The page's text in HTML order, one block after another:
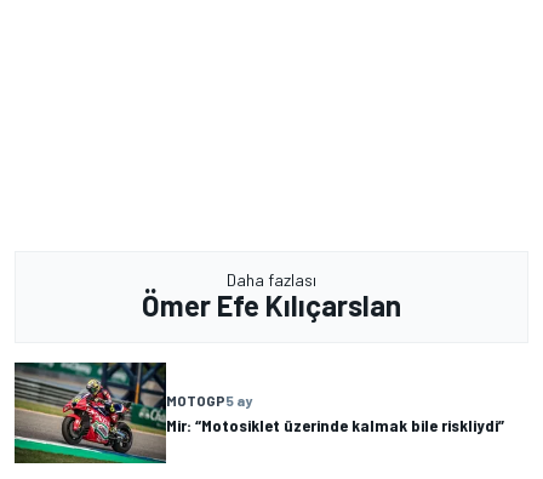
Daha fazlası
Ömer Efe Kılıçarslan
MOTOGP5 ay
Mir: “Motosiklet üzerinde kalmak bile riskliydi”